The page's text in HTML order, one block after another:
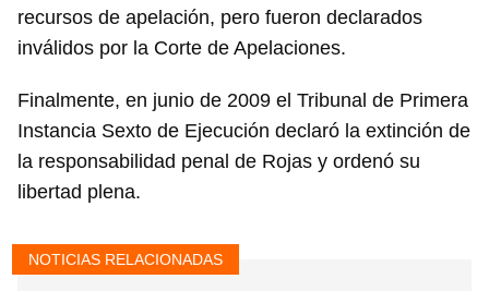
Guardar como favorito
Para poder guardar como favorito, primero has de
iniciar sesión con tu cuenta de 14ymedio.
recursos de apelación, pero fueron declarados
inválidos por la Corte de Apelaciones.
Finalmente, en junio de 2009 el Tribunal de Primera
Instancia Sexto de Ejecución declaró la extinción de
la responsabilidad penal de Rojas y ordenó su
libertad plena.
NOTICIAS RELACIONADAS